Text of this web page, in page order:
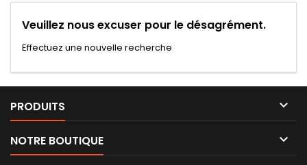
Veuillez nous excuser pour le désagrément.
Effectuez une nouvelle recherche
PRODUITS 
NOTRE BOUTIQUE 